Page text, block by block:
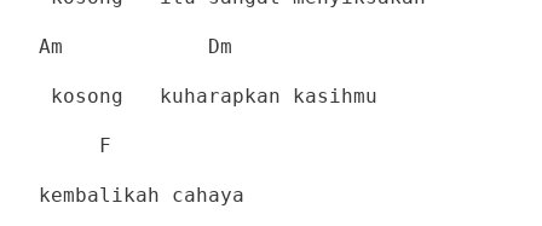
Am Dm
kosong kuharapkan kasihmu
F
kembalikah cahaya